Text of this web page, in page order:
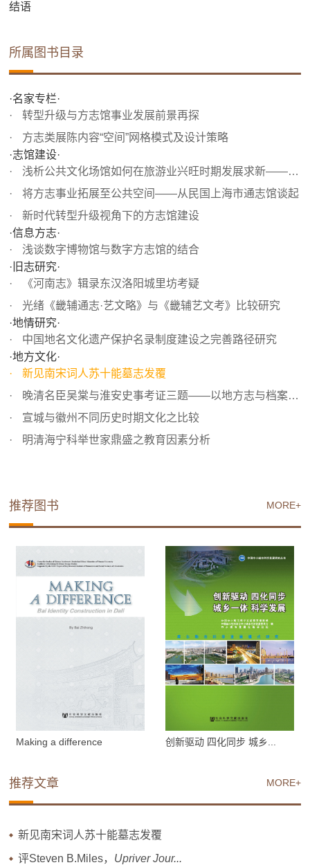
结语
所属图书目录
·名家专栏·
转型升级与方志馆事业发展前景再探
方志类展陈内容“空间”网格模式及设计策略
·志馆建设·
浅析公共文化场馆如何在旅游业兴旺时期发展求新——以平津...
将方志事业拓展至公共空间——从民国上海市通志馆谈起
新时代转型升级视角下的方志馆建设
·信息方志·
浅谈数字博物馆与数字方志馆的结合
·旧志研究·
《河南志》辑录东汉洛阳城里坊考疑
光绪《畿辅通志·艺文略》与《畿辅艺文考》比较研究
·地情研究·
中国地名文化遗产保护名录制度建设之完善路径研究
·地方文化·
新见南宋词人苏十能墓志发覆
晚清名臣吴棠与淮安史事考证三题——以地方志与档案史料为...
宣城与徽州不同历史时期文化之比较
明清海宁科举世家鼎盛之教育因素分析
MORE+
推荐图书
Making a difference 创新驱动 四化同步 城乡...
MORE+
推荐文章
新见南宋词人苏十能墓志发覆
评Steven B.Miles， Upriver Jour...